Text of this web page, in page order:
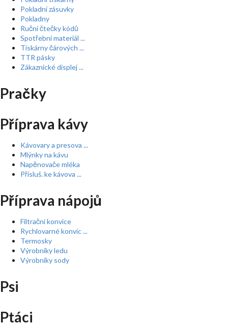
Pokladní zásuvky
Pokladny
Ruční čtečky kódů
Spotřební materiál ...
Tiskárny čárových ...
TTR pásky
Zákaznické displej ...
Pračky
Příprava kávy
Kávovary a presova ...
Mlýnky na kávu
Napěnovače mléka
Přísluš. ke kávova ...
Příprava nápojů
Filtrační konvice
Rychlovarné konvic ...
Termosky
Výrobníky ledu
Výrobníky sody
Psi
Ptáci